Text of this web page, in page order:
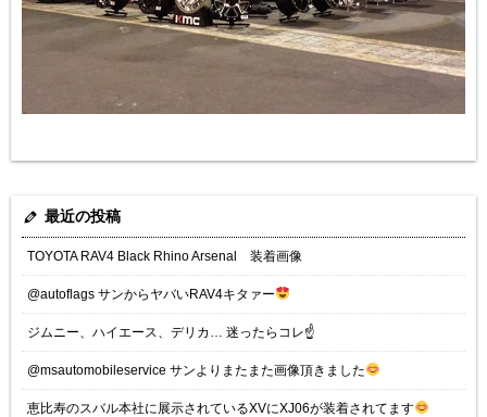
最近の投稿
TOYOTA RAV4 Black Rhino Arsenal 装着画像
@autoflags サンからヤバいRAV4キタァー
ジムニー、ハイエース、デリカ… 迷ったらコレ☝️
@msautomobileservice サンよりまたまた画像頂きました
恵比寿のスバル本社に展示されているXVにXJ06が装着されてます